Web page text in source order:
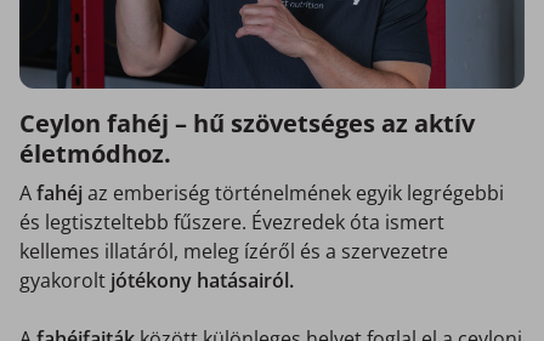
Ceylon fahéj – hű szövetséges az aktív
életmódhoz.
Afahéjaz emberiség történelmének egyik legrégebbi
és legtiszteltebb fűszere. Évezredek óta ismert
kellemes illatáról, meleg ízéről és a szervezetre
gyakorolt jótékony hatásairól.